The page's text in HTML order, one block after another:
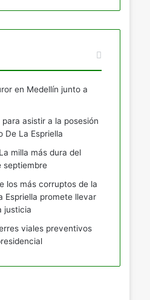
en Medellín junto a
asistir a la posesión
De La Espriella
milla más dura del
septiembre
los más corruptos de la
Espriella promete llevar
justicia
viales preventivos